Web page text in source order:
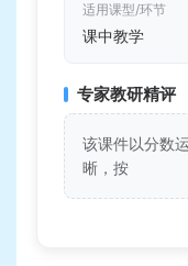
适用课型/环节
课中教学
专家教研精评
该课件以分数
晰，按